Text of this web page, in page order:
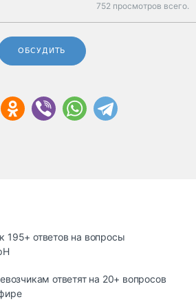
752 просмотров всего.
ОБСУДИТЬ
195+ ответов на вопросы
ответят на 20+ вопросов